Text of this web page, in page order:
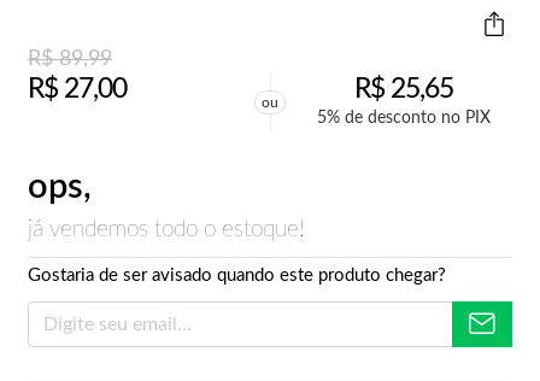
R$89,99
R$27,00 ou R$25,65
5% de desconto no PIX
ops,
já vendemos todo o estoque!
Gostaria de ser avisado quando este produto chegar?